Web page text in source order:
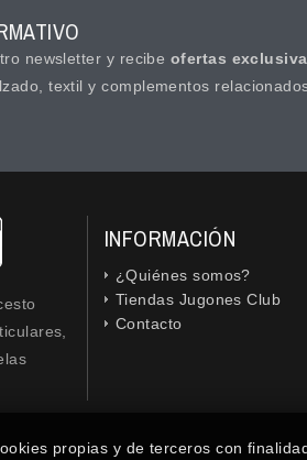
newsletter y recibe ofertas
textil y complementos
INFORMACIÓN
¿Quiénes somos?
Tiendas Jugones Club
Contacto
propias y de terceros con